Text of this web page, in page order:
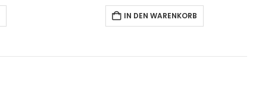
IN DEN WARENKORB